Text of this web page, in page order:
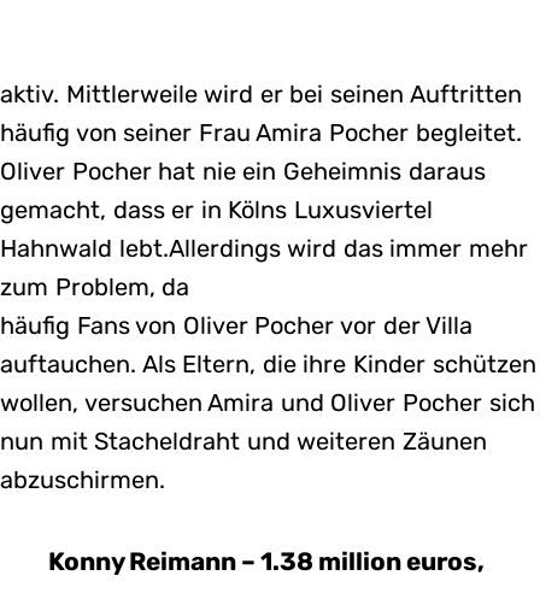
aktiv. Mittlerweile wird er bei seinen Auftritten
häufig von seiner Frau Amira Pocher begleitet.
Oliver Pocher hat nie ein Geheimnis daraus
gemacht, dass er in Kölns Luxusviertel
Hahnwald lebt.Allerdings wird das immer mehr
zum Problem, da
häufig Fans von Oliver Pocher vor der Villa
auftauchen. Als Eltern, die ihre Kinder schützen
wollen, versuchen Amira und Oliver Pocher sich
nun mit Stacheldraht und weiteren Zäunen
abzuschirmen.
Konny Reimann – 1.38 million euros,